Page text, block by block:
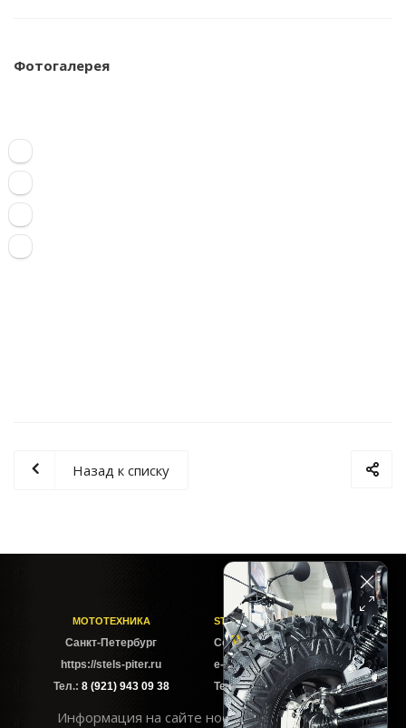
Фотогалерея
Назад к списку
МОТОТЕХНИКА
Cанкт-Петербург
https://stels-piter.ru
Тел.: 8 (921) 943 09 38
STELS-PITER СОФИЙСКАЯ
Софийская ул. 6Б
e-mail: sales@stels-piter.ru
Тел.:8 (921) 943 09 38
Информация на сайте носит исключительно